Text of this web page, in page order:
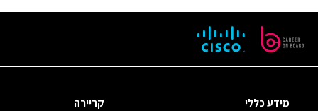
מידע כללי
קריירה